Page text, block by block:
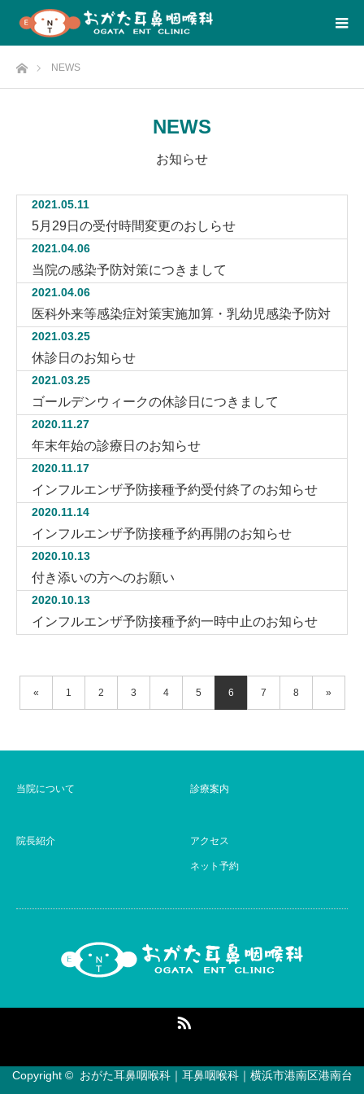
HomeNEWS
NEWS
お知らせ
2021.05.11
5月29日の受付時間変更のおしらせ
2021.04.06
当院の感染予防対策につきまして
2021.04.06
医科外来等感染症対策実施加算・乳幼児感染予防対
策加算の算定につきまして
2021.03.25
休診日のお知らせ
2021.03.25
ゴールデンウィークの休診日につきまして
2020.11.27
年末年始の診療日のお知らせ
2020.11.17
インフルエンザ予防接種予約受付終了のお知らせ
2020.11.14
インフルエンザ予防接種予約再開のお知らせ
2020.10.13
付き添いの方へのお願い
2020.10.13
インフルエンザ予防接種予約一時中止のお知らせ
« 1 2 3 4 5 6 7 8 »
当院について 診療案内
院長紹介 アクセス
ネット予約
Copyright © おがた耳鼻咽喉科｜耳鼻咽喉科｜横浜市港南区港南台